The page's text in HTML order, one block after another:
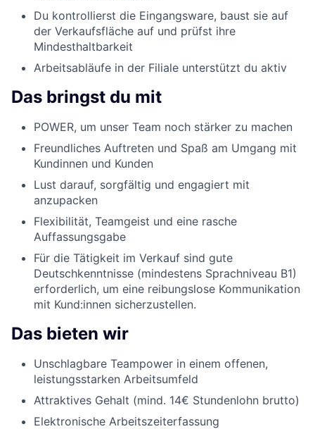
Du kontrollierst die Eingangsware, baust sie auf
der Verkaufsfläche auf und prüfst ihre
Mindesthaltbarkeit
Arbeitsabläufe in der Filiale unterstützt du aktiv
Das bringst du mit
POWER, um unser Team noch stärker zu machen
Freundliches Auftreten und Spaß am Umgang mit
Kundinnen und Kunden
Lust darauf, sorgfältig und engagiert mit
anzupacken
Flexibilität, Teamgeist und eine rasche
Auffassungsgabe
Für die Tätigkeit im Verkauf sind gute
Deutschkenntnisse (mindestens Sprachniveau B1)
erforderlich, um eine reibungslose Kommunikation
mit Kund:innen sicherzustellen.
Das bieten wir
Unschlagbare Teampower in einem offenen,
leistungsstarken Arbeitsumfeld
Attraktives Gehalt (mind. 14€ Stundenlohn brutto)
Elektronische Arbeitszeiterfassung